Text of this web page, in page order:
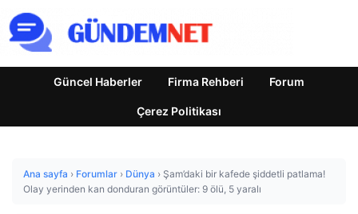
Güncel Haberler Firma Rehberi Forum
Çerez Politikası
Ana sayfa › Forumlar › Dünya › Şam’daki bir kafede şiddetli patlama!
Olay yerinden kan donduran görüntüler: 9 ölü, 5 yaralı